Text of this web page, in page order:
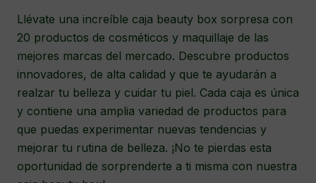
Llévate una increíble caja beauty box sorpresa con
20 productos de cosméticos y maquillaje de las
mejores marcas del mercado. Descubre productos
innovadores, de alta calidad y que te ayudarán a
realzar tu belleza y cuidar tu piel. Cada caja es única
y contiene una amplia variedad de productos para
que puedas experimentar nuevas tendencias y
mejorar tu rutina de belleza. ¡No te pierdas esta
oportunidad de sorprenderte a ti misma con nuestra